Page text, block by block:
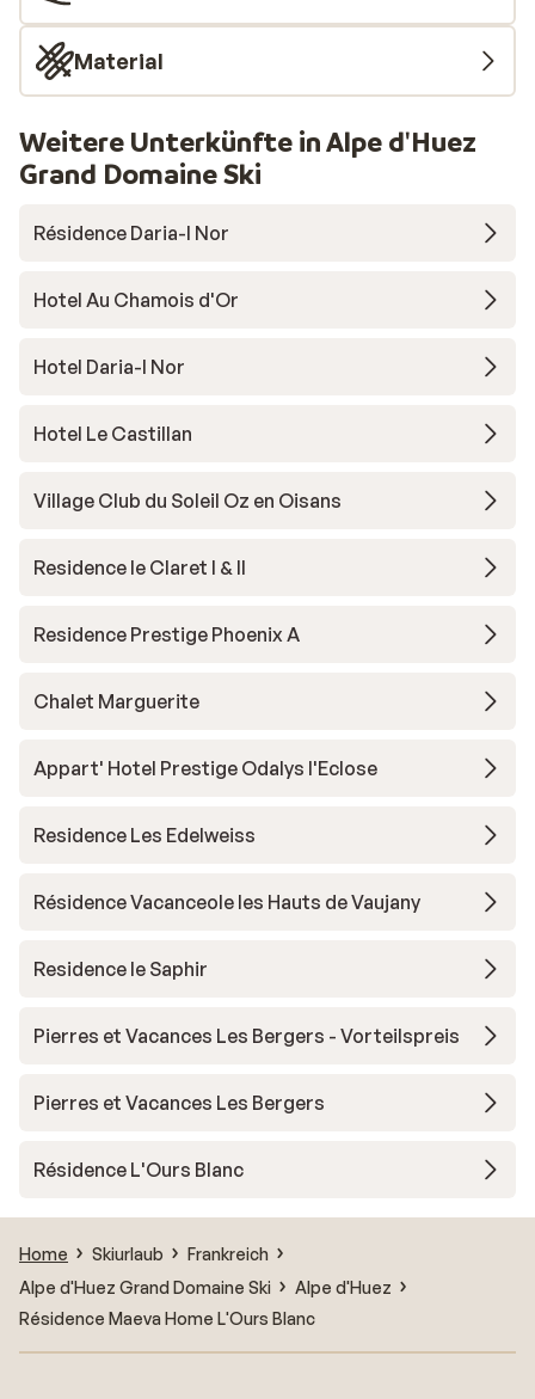
Material
Weitere Unterkünfte in Alpe d'Huez
Grand Domaine Ski
Résidence Daria-I Nor
Hotel Au Chamois d'Or
Hotel Daria-I Nor
Hotel Le Castillan
Village Club du Soleil Oz en Oisans
Residence le Claret I & II
Residence Prestige Phoenix A
Chalet Marguerite
Appart' Hotel Prestige Odalys l'Eclose
Residence Les Edelweiss
Résidence Vacanceole les Hauts de Vaujany
Residence le Saphir
Pierres et Vacances Les Bergers - Vorteilspreis
Pierres et Vacances Les Bergers
Résidence L'Ours Blanc
Home Skiurlaub
Frankreich
Alpe d'Huez Grand Domaine Ski
Alpe d'Huez
Résidence Maeva Home L'Ours Blanc